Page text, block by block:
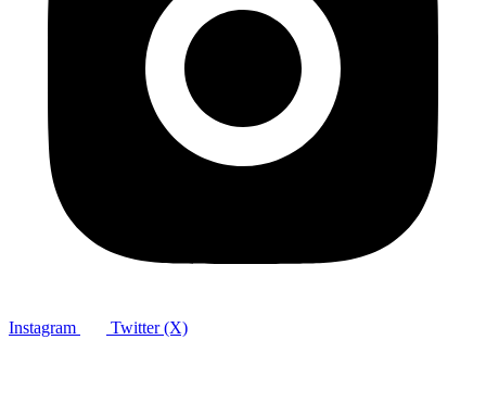
Instagram Twitter (X)